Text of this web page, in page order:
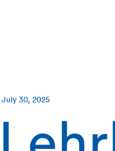
July 30, 2025